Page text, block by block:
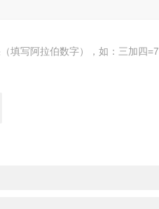
填写阿拉伯数字），如：三加四=7